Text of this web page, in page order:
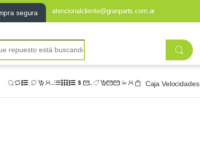
segura atencionalcliente@granparts.com.ar
Caja Velocidades